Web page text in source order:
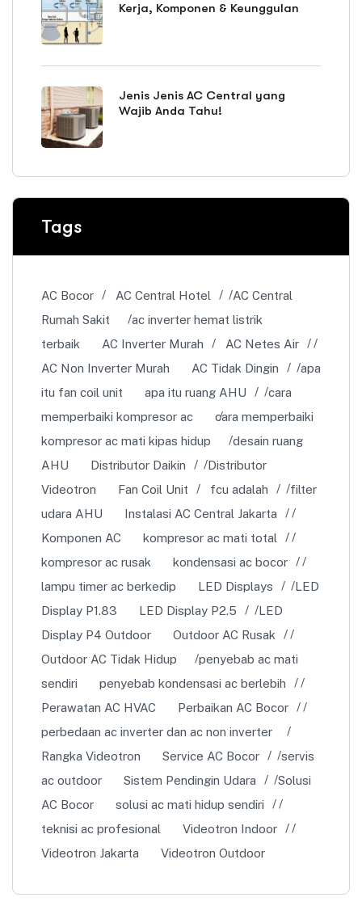
Kerja, Komponen & Keunggulan
Jenis Jenis AC Central yang
Wajib Anda Tahu!
Tags
AC Bocor AC Central Hotel
AC Central
Rumah Sakit
ac inverter hemat listrik
terbaik
AC Inverter Murah
AC Netes Air
AC Non Inverter Murah
AC Tidak Dingin
apa
itu fan coil unit
apa itu ruang AHU
cara
memperbaiki kompresor ac
cara memperbaiki
kompresor ac mati kipas hidup
desain ruang
AHU
Distributor Daikin
Distributor
Videotron
Fan Coil Unit fcu adalah
filter
udara AHU
Instalasi AC Central Jakarta
Komponen AC
kompresor ac mati total
kompresor ac rusak
kondensasi ac bocor
lampu timer ac berkedip
LED Displays
LED
Display P1.83
LED Display P2.5
LED
Display P4 Outdoor
Outdoor AC Rusak
Outdoor AC Tidak Hidup
penyebab ac mati
sendiri
penyebab kondensasi ac berlebih
Perawatan AC HVAC
Perbaikan AC Bocor
perbedaan ac inverter dan ac non inverter
Rangka Videotron
Service AC Bocor
servis
ac outdoor
Sistem Pendingin Udara
Solusi
AC Bocor
solusi ac mati hidup sendiri
teknisi ac profesional
Videotron Indoor
Videotron Jakarta
Videotron Outdoor